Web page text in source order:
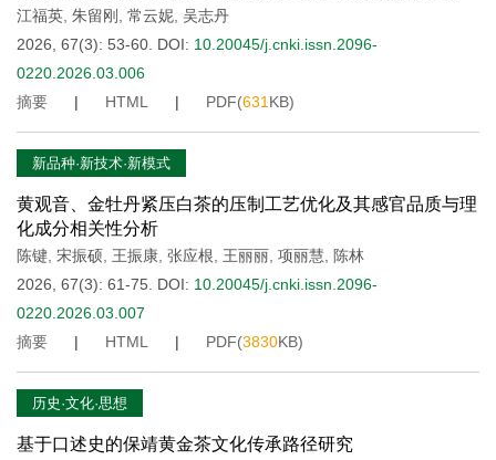
江福英 朱留刚 常云妮 吴志丹
2026, 67(3): 53-60. DOI: 10.20045/j.cnki.issn.2096-
0220.2026.03.006
摘要
| HTML | PDF(631 KB)
新品种·新技术·新模式
黄观音、金牡丹紧压白茶的压制工艺优化及其感官品质与理
化成分相关性分析
陈键 宋振硕 王振康 张应根 王丽丽 项丽慧
陈林
2026, 67(3): 61-75.
DOI: 10.20045/j.cnki.issn.2096-
0220.2026.03.007
摘要
| HTML | PDF(3830KB)
历史·文化·思想
基于口述史的保靖黄金茶文化传承路径研究